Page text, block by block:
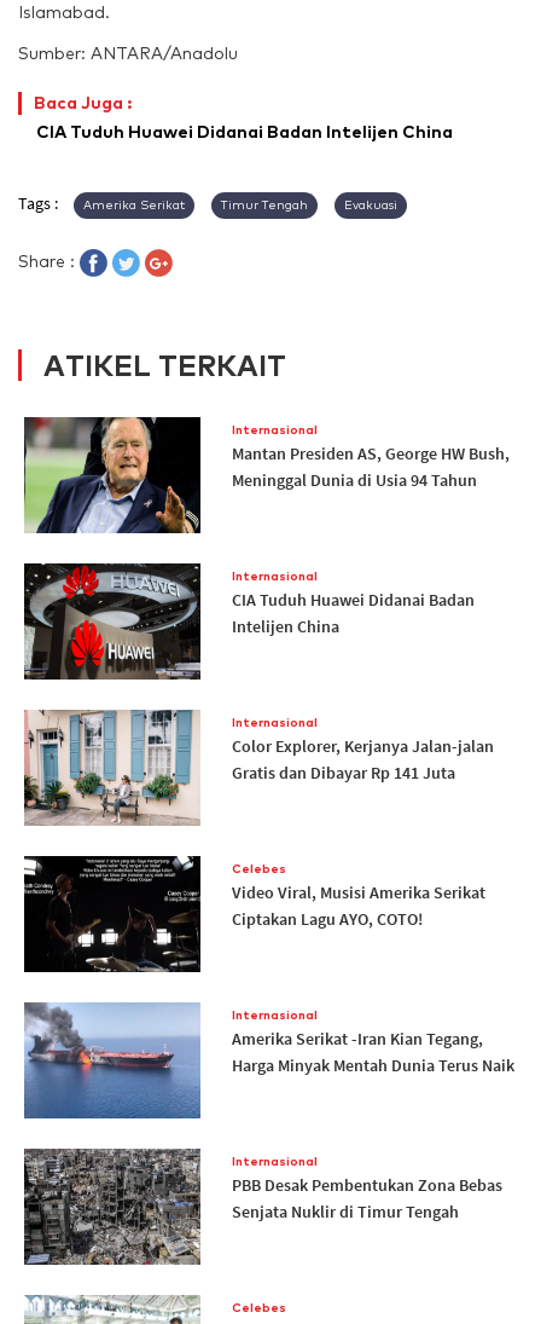
Islamabad.
Sumber: ANTARA/Anadolu
Baca Juga :
CIA Tuduh Huawei Didanai Badan Intelijen China
Tags : Amerika Serikat Timur Tengah Evakuasi
Share :
ATIKEL TERKAIT
Internasional
Mantan Presiden AS, George HW Bush,
Meninggal Dunia di Usia 94 Tahun
Internasional
CIA Tuduh Huawei Didanai Badan
Intelijen China
Internasional
Color Explorer, Kerjanya Jalan-jalan
Gratis dan Dibayar Rp 141 Juta
Celebes
Video Viral, Musisi Amerika Serikat
Ciptakan Lagu AYO, COTO!
Internasional
Amerika Serikat -Iran Kian Tegang,
Harga Minyak Mentah Dunia Terus Naik
Internasional
PBB Desak Pembentukan Zona Bebas
Senjata Nuklir di Timur Tengah
Celebes